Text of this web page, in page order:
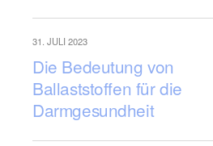
31. JULI 2023
Die Bedeutung von
Ballaststoffen für die
Darmgesundheit